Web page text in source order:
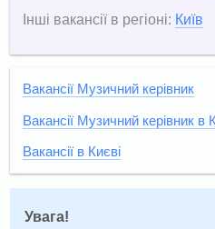
Інші вакансії в регіоні: Київ
Вакансії Музичний керівник
Вакансії Музичний керівник в
Вакансії в Києві
Увага!